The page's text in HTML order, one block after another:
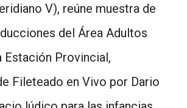
V), reúne muestra de
del Área Adultos
Estación Provincial,
Fileteado en Vivo por Dario